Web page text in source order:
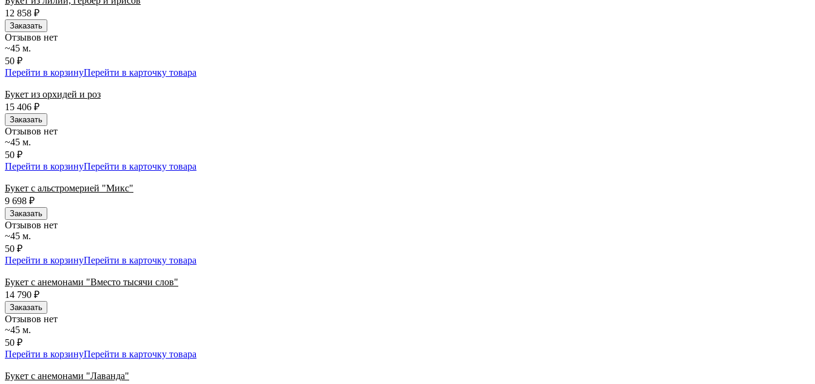
12 858 ₽
Заказать
Отзывов нет
~45 м.
50 ₽
Перейти в корзинуПерейти в карточку товара
Букет из орхидей и роз
15 406 ₽
Заказать
Отзывов нет
~45 м.
50 ₽
Перейти в корзинуПерейти в карточку товара
Букет с альстромерией "Микс"
9 698 ₽
Заказать
Отзывов нет
~45 м.
50 ₽
Перейти в корзинуПерейти в карточку товара
Букет с анемонами "Вместо тысячи слов"
14 790 ₽
Заказать
Отзывов нет
~45 м.
50 ₽
Перейти в корзинуПерейти в карточку товара
Букет с анемонами "Лаванда"